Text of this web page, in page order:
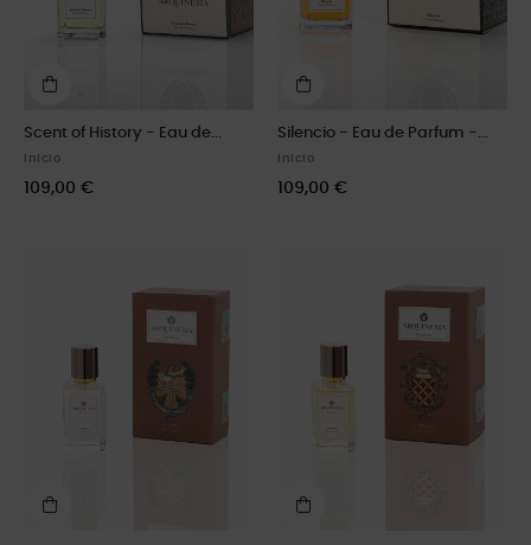
Scent of History - Eau de...
Inicio
109,00 €
Silencio - Eau de Parfum -...
Inicio
109,00 €